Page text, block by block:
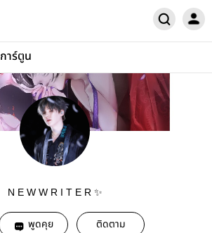
การ์ตูน
N E W W R I T E R ✨
พูดคุย ติดตาม